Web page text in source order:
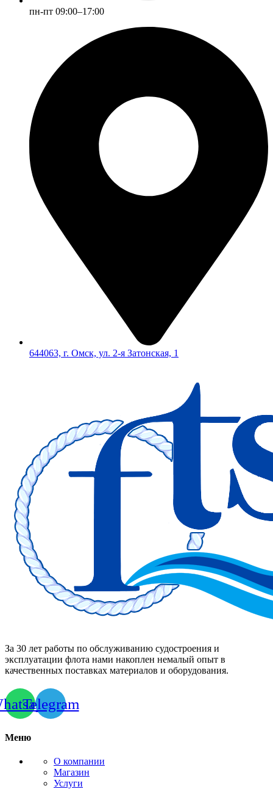
пн-пт 09:00–17:00
644063, г. Омск, ул. 2-я Затонская, 1
За 30 лет работы по обслуживанию судостроения и
эксплуатации флота нами накоплен немалый опыт в
качественных поставках материалов и оборудования.
Telegram
Меню
О компании
Магазин
Услуги